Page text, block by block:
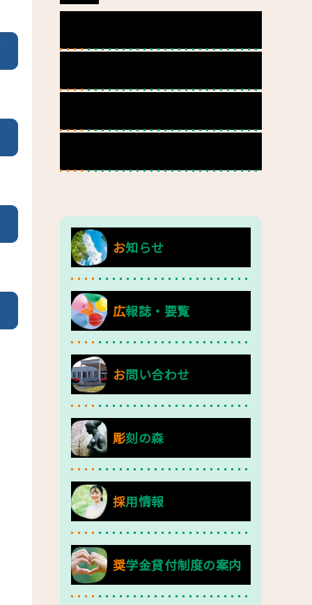
お知らせ
広報誌・要覧
お問い合わせ
彫刻の森
採用情報
奨学金貸付制度の案内